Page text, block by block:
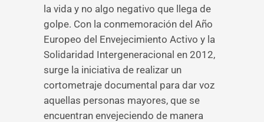
la vida y no algo negativo que llega de
golpe. Con la conmemoración del Año
Europeo del Envejecimiento Activo y la
Solidaridad Intergeneracional en 2012,
surge la iniciativa de realizar un
cortometraje documental para dar voz
aquellas personas mayores, que se
encuentran envejeciendo de manera